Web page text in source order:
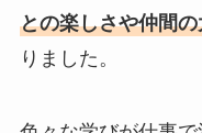
との楽しさや仲間
りました。